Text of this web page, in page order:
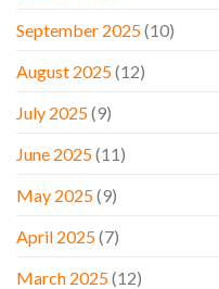
September 2025(10)
August 2025(12)
July 2025(9)
June 2025(11)
May 2025(9)
April 2025(7)
March 2025(12)